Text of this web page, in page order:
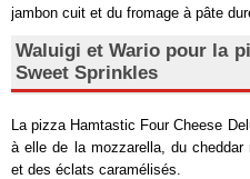
jambon cuit et du fromage à pâte
Waluigi et Wario pour la
Sweet Sprinkles
La pizza Hamtastic Four Cheese
à elle de la mozzarella, du cheddar
et des éclats caramélisés.